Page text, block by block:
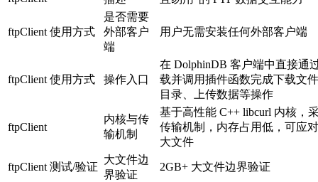
ftpClient 使用方式
是否需要
外部客户
端
用户无需安装任何外部客户端
ftpClient 使用方式 操作入口
在 DolphinDB 客户端中直接通
载并调用插件函数完成下载文
目录、上传数据等操作
ftpClient
内核与传
输机制
基于高性能 C++ libcurl 内核，
传输机制，内存占用低，可应
大文件
ftpClient 测试/验证
大文件边
界验证
2GB+ 大文件边界验证